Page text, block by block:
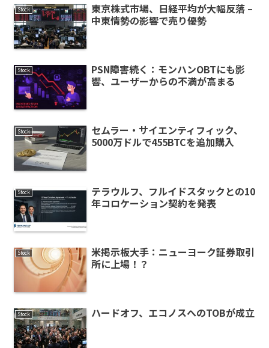
Stock
東京株式市場、日経平均が大幅反落 –
中東情勢の影響で売り優勢
Stock
PSN障害続く：モンハンOBTにも影
響、ユーザーからの不満が高まる
Stock
セムラー・サイエンティフィック、
5000万ドルで455BTCを追加購入
Stock
テラウルフ、フルイドスタックとの10
年コロケーション契約を発表
Stock
米掲示板大手：ニューヨーク証券取引
所に上場！？
Stock ハードオフ、エコノスへのTOBが成立